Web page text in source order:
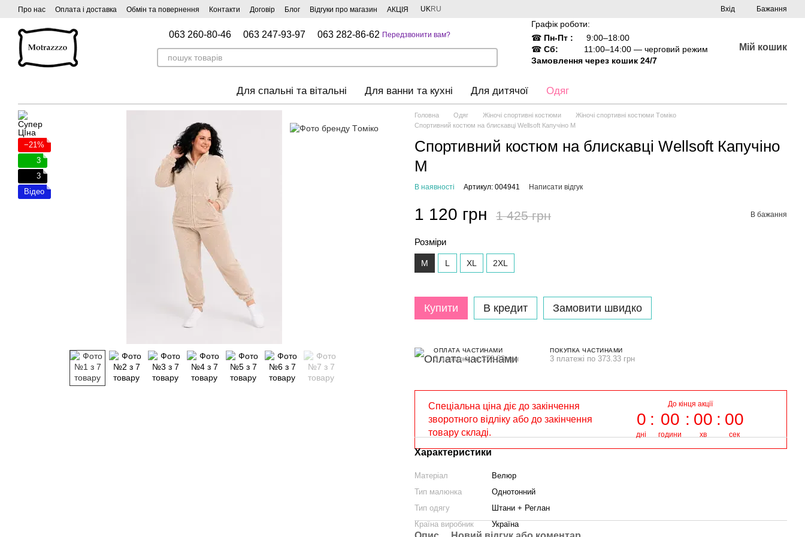
Перейти до основного контенту
Про нас Оплата і доставка Обмін та повернення Контакти Договір Блог Відгуки про магазин АКЦІЯ UKRU Вхід Бажання
063 260-80-46 063 247-93-97 063 282-86-62 Передзвонити вам?
Графік роботи:
☎ Пн-Пт :
9:00–18:00
☎Сб:
11:00–14:00 — черговий режим
Замовлення через кошик 24/7
Мій кошик
Для спальні та вітальні Для ванни та кухні Для дитячої Одяг
−21%
3
3
Відео
Головна Одяг Жіночі спортивні костюми
Жіночі спортивні костюми Tоміко
Спортивний костюм на блискавці Wellsoft Капучіно М
Спортивний костюм на блискавці Wellsoft Капучіно
М
В наявності Артикул: 004941 Написати відгук
1 120 грн 1 425 грн В бажання
Розміри
M L XL 2XL
Купити В кредит Замовити швидко
ОПЛАТА ЧАСТИНАМИ
3 платежі по 373.33 грн
ПОКУПКА ЧАСТИНАМИ
3 платежі по 373.33 грн
Спеціальна ціна діє до закінчення
зворотного відліку або до закінчення
товару складі.
До кінця акції
0
дні
00
години
00
хв
00
сек
Характеристики
Матеріал
Велюр
Тип малюнка
Однотонний
Тип одягу
Штани + Реглан
Країна виробник
Україна